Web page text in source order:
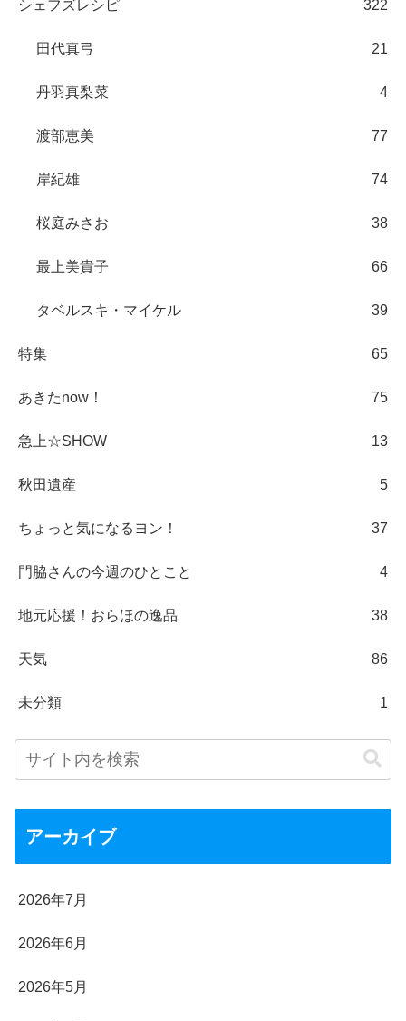
シェフズレシピ 322
田代真弓 21
丹羽真梨菜 4
渡部恵美 77
岸紀雄 74
桜庭みさお 38
最上美貴子 66
タベルスキ・マイケル 39
特集 65
あきたnow！ 75
急上☆SHOW 13
秋田遺産 5
ちょっと気になるヨン！ 37
門脇さんの今週のひとこと 4
地元応援！おらほの逸品 38
天気 86
未分類 1
アーカイブ
2026年7月
2026年6月
2026年5月